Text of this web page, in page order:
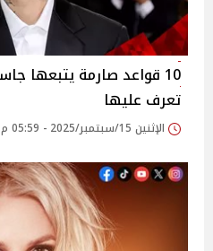
10 قواعد صارمة يتبعها
تعرف عليها
الإثنين 15/سبتمبر/2025 - 05:59 م